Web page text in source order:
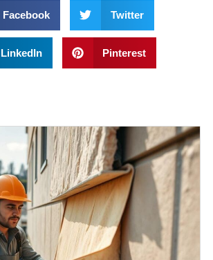
Facebook Twitter
LinkedIn Pinterest